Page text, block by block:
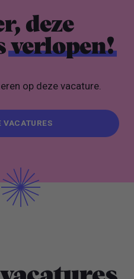
deze
verlopen!
op deze vacature.
VACATURES